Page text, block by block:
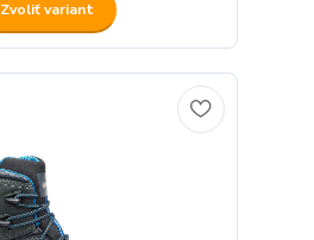
Zvoliť variant